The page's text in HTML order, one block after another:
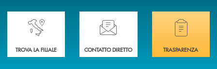
Accedi all' elenco completo delle nostre&nbsp; filiali .
TROVA LA FILIALE
Ti serve assistenza immediata? Contattaci!
CONTATTO DIRETTO
Hai bisogno di
TRASPARENZA